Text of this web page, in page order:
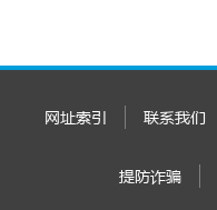
网址索引 联系我们
提防诈骗